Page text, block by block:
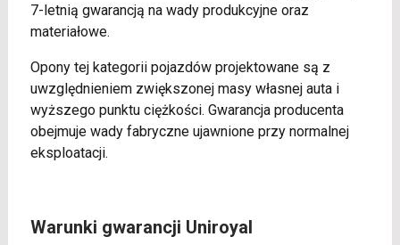
7-letnią gwarancją na wady produkcyjne oraz
materiałowe.
Opony tej kategorii pojazdów projektowane są z
uwzględnieniem zwiększonej masy własnej auta i
wyższego punktu ciężkości. Gwarancja producenta
obejmuje wady fabryczne ujawnione przy normalnej
eksploatacji.
Warunki gwarancji Uniroyal